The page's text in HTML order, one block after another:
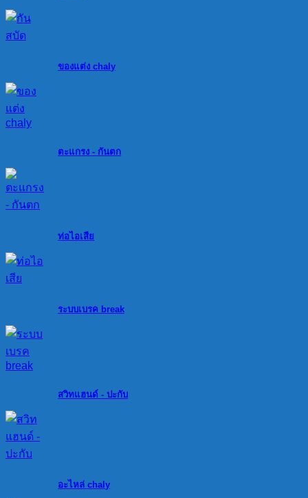
ของแต่ง chaly
ตะแกรง - กันตก
ท่อไอเสีย
ระบบเบรค break
สวิทแฮนด์ - ปะกับ
อะไหล่ chaly